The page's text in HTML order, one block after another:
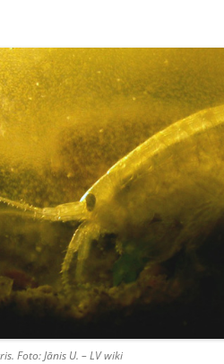
Foto: Jānis U. – LV wiki